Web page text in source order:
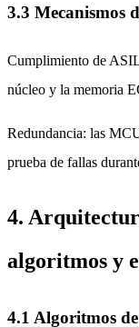
3.3 Mecanismos
Cumplimiento de
núcleo y la memoria
Redundancia: las
prueba de fallas
4.
algoritmos y
4.1 Algoritmos